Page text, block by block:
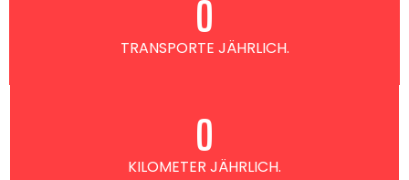
TRANSPORTE JÄHRLICH.
0
KILOMETER JÄHRLICH.
0